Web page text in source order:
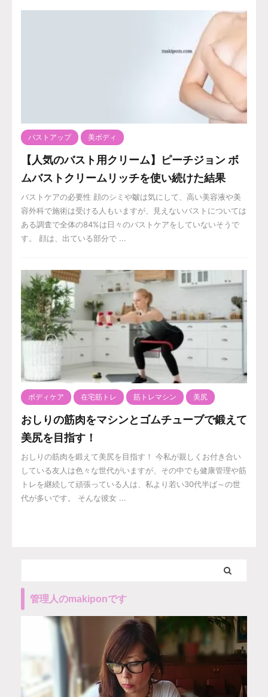
バストアップ 美ボディ
【人気のバスト用クリーム】ピーチジョン ボ
ムバストクリームリッチを使い続けた結果
バストケアの必要性 顔のシミや皺は気にして、高い美容液や美
容外科で施術は受ける人もいますが、見えないバストについては
ある調査で全体の84%は日々のバストケアをしていないそうで
す。 顔は、出ている部分で ...
ボディケア 在宅筋トレ 筋トレマシン 美尻
おしりの筋肉をマシンとゴムチューブで鍛えて
美尻を目指す！
おしりの筋肉を鍛えて美尻を目指す！ 今私が親しくお付き合い
している友人は色々な世代がいますが、その中でも健康管理や筋
トレを継続して頑張っている人は、私より若い30代半ば～の世
代が多いです。 そんな彼女 ...
管理人のmakiponです